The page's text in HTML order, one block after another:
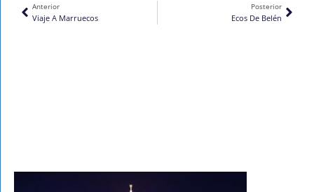
Anterior
Viaje A Marruecos
Posterior
Ecos De Belén